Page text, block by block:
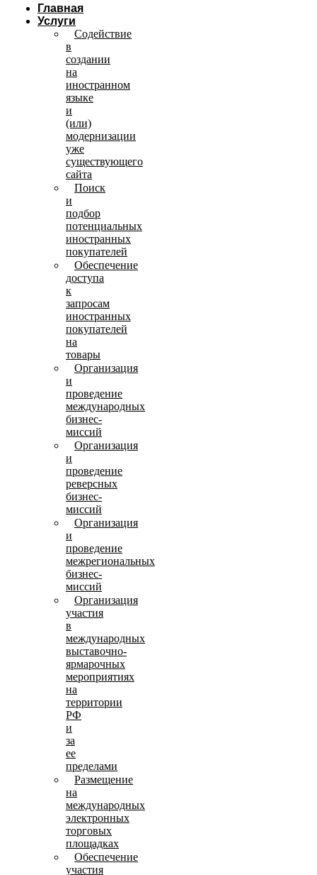
Главная
Услуги
Содействие
в
создании
на
иностранном
языке
и
(или)
модернизации
уже
существующего
сайта
Поиск
и
подбор
потенциальных
иностранных
покупателей
Обеспечение
доступа
к
запросам
иностранных
покупателей
на
товары
Организация
и
проведение
международных
бизнес-
миссий
Организация
и
проведение
реверсных
бизнес-
миссий
Организация
и
проведение
межрегиональных
бизнес-
миссий
Организация
участия
в
международных
выставочно-
ярмарочных
мероприятиях
на
территории
РФ
и
за
ее
пределами
Размещение
на
международных
электронных
торговых
площадках
Обеспечение
участия